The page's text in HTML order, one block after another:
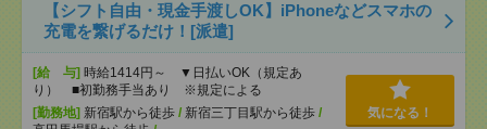
【シフト自由・現金手渡しOK】iPhoneなどスマホの
充電を繋げるだけ！[派遣]
[給 与] 時給1414円～ ▼日払いOK（規定あ
り） ■初勤務手当あり ※規定による
[勤務地] 新宿駅から徒歩 / 新宿三丁目駅から徒歩 /
気になる！